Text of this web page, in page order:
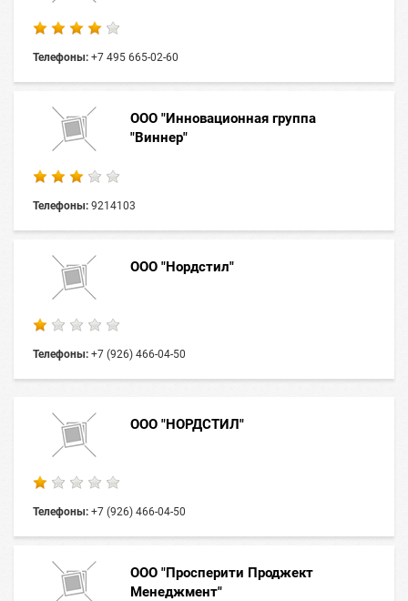
Телефоны: +7 495 665-02-60
ООО "Инновационная группа
"Виннер"
Телефоны: 9214103
ООО "Нордстил"
Телефоны: +7 (926) 466-04-50
ООО "НОРДСТИЛ"
Телефоны: +7 (926) 466-04-50
ООО "Просперити Проджект
Менеджмент"